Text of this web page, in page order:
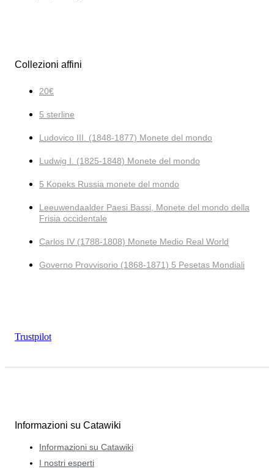
Collezioni affini
20€
5 sterline
Ludovico III. (1848-1877) Monete del mondo
Ludwig I. (1825-1848) Monete del mondo
5 Kopeks Russia monete del mondo
Leeuwendaalder Paesi Bassi, Monete del mondo della
Frisia occidentale
Carlos IV (1788-1808) Monete Medio Real World
Governo Provvisorio (1868-1871) 5 Pesetas Mondiali
Trustpilot
Informazioni su Catawiki
Informazioni su Catawiki
I nostri esperti